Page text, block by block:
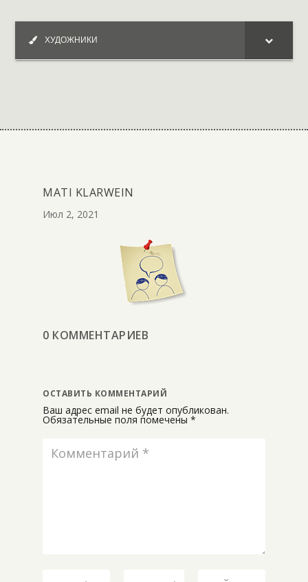
ХУДОЖНИКИ
MATI KLARWEIN
Июл 2, 2021
0 КОММЕНТАРИЕВ
ОСТАВИТЬ КОММЕНТАРИЙ
Ваш адрес email не будет опубликован.
Обязательные поля помечены*